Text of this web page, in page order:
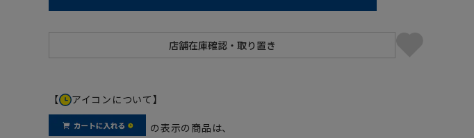
【 アイコンについて】
の表示の商品は、